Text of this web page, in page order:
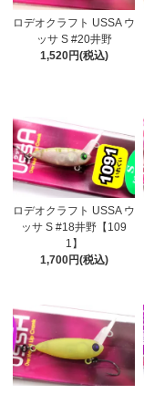
ロデオクラフト USSA ウ
ッサ S #20井野
1,520円(税込)
ロデオクラフト USSA ウ
ッサ S #18井野【109
1】
1,700円(税込)